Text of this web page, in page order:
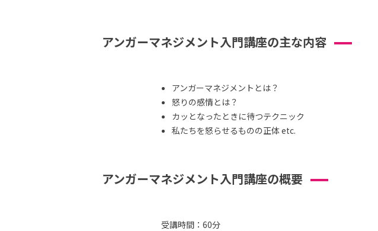
アンガーマネジメント入門講座の主な内容
アンガーマネジメントとは？
怒りの感情とは？
カッとなったときに待つテクニック
私たちを怒らせるものの正体 etc.
アンガーマネジメント入門講座の概要
受講時間：60分